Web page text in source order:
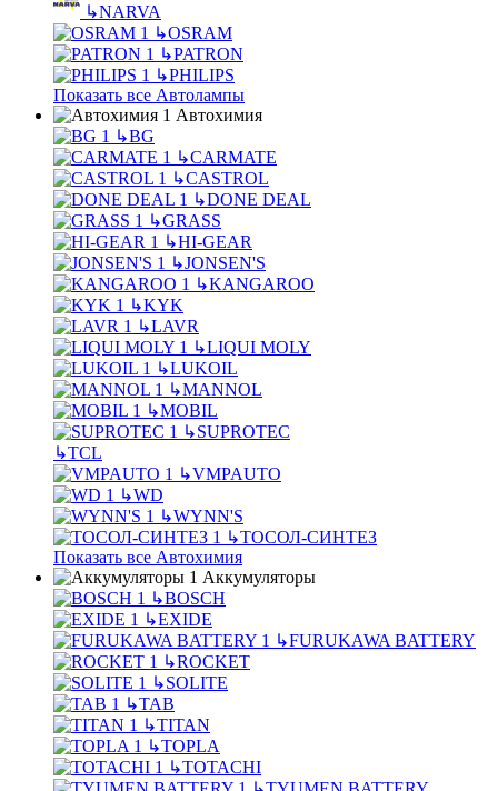
↳NARVA
↳OSRAM
↳PATRON
↳PHILIPS
Показать все Автолампы
Автохимия
↳BG
↳CARMATE
↳CASTROL
↳DONE DEAL
↳GRASS
↳HI-GEAR
↳JONSEN'S
↳KANGAROO
↳KYK
↳LAVR
↳LIQUI MOLY
↳LUKOIL
↳MANNOL
↳MOBIL
↳SUPROTEC
↳TCL
↳VMPAUTO
↳WD
↳WYNN'S
↳ТОСОЛ-СИНТЕЗ
Показать все Автохимия
Аккумуляторы
↳BOSCH
↳EXIDE
↳FURUKAWA BATTERY
↳ROCKET
↳SOLITE
↳TAB
↳TITAN
↳TOPLA
↳TOTACHI